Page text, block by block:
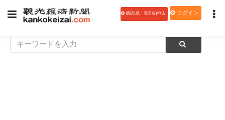
購読(紙・電子版)申込 ログイン